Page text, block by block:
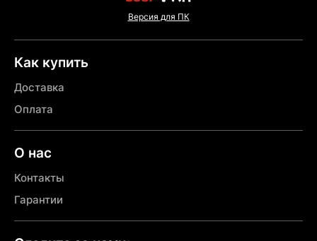
Версия для ПК
Как купить
Доставка
Оплата
О нас
Контакты
Гарантии